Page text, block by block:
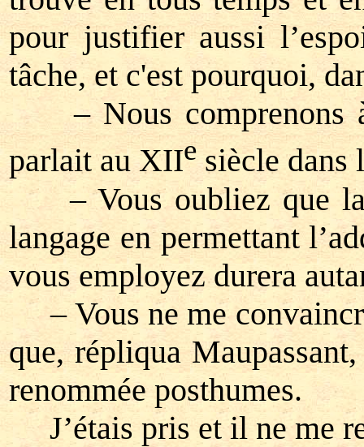
pour justifier aussi
tâche, et c'est pourquoi,
– Nous comprenons à
parlait au XIIesiècle dans
– Vous oubliez que la
langage en permettant
vous employez durera
– Vous ne me
que, répliqua
renommée posthumes.
J’étais pris et il ne me